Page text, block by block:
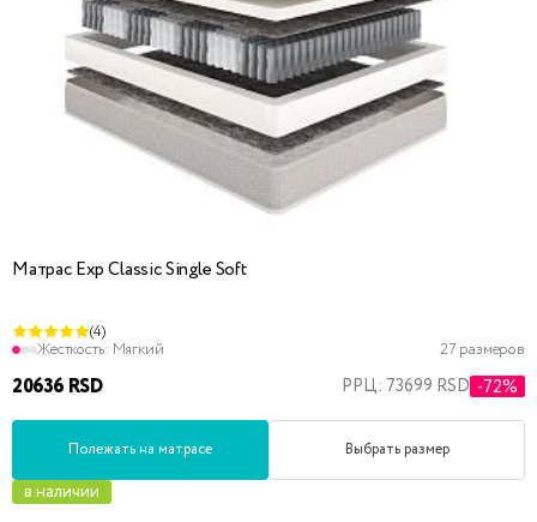
Матрас Exp Classic Single Soft
(4)
Жесткость: Мягкий 27 размеров
20636 RSD РРЦ: 73699 RSD -72%
Полежать на матрасе Выбрать размер
в наличии